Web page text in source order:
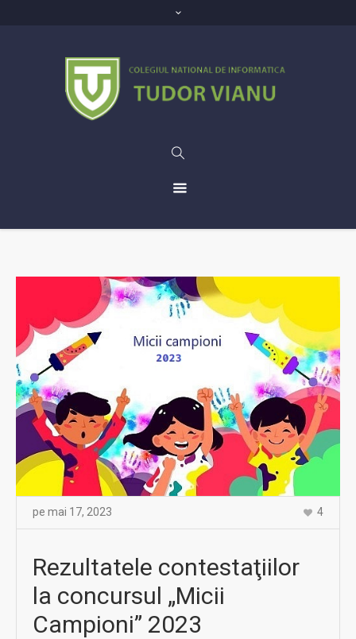
pe mai 17, 2023 4
Rezultatele contestaţiilor
la concursul „Micii
Campioni” 2023